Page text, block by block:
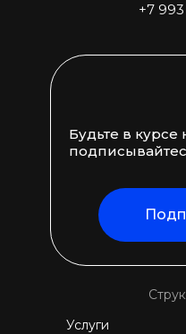
+7
Будьте в
Услуги